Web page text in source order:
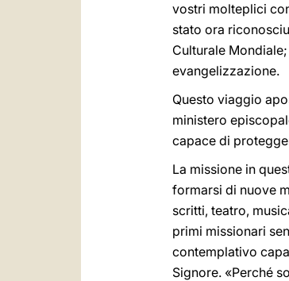
vostri molteplici
stato ora
Culturale
evangelizzazione.
Questo viaggio
ministero
capace di
La missione in
formarsi di nuove
scritti, teatro,
primi missionari
contemplativo
Signore. «Perché